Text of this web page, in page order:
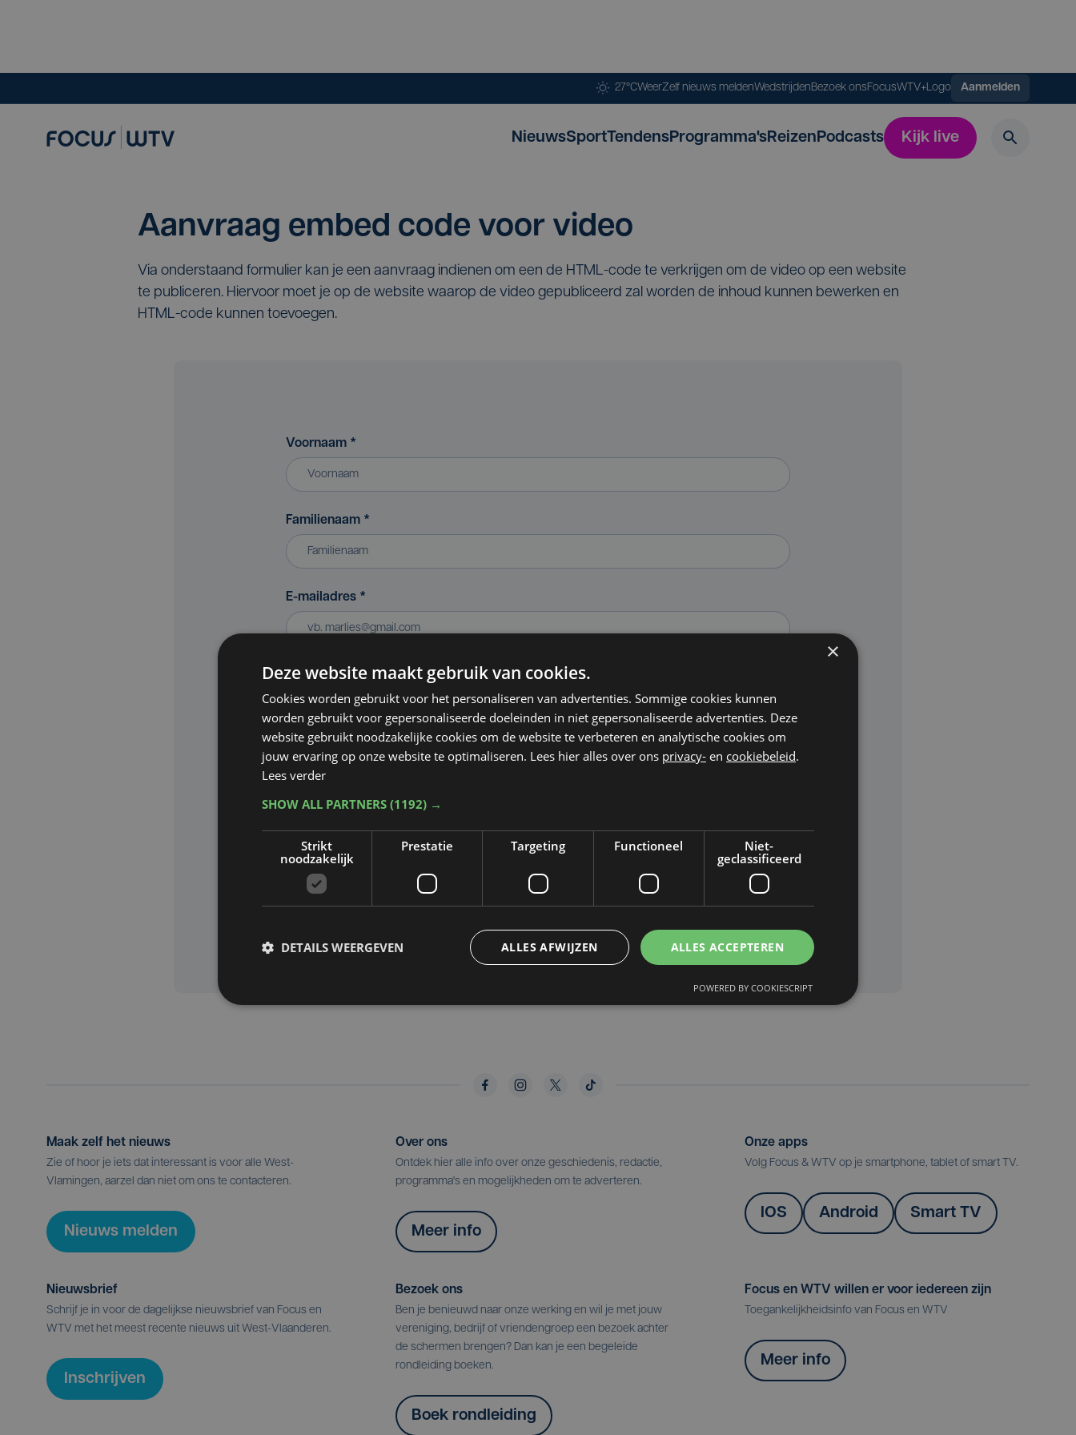
27°CWeerZelf nieuws meldenWedstrijdenBezoek onsFocusWTV+Logo Aanmelden
NieuwsSportTendensProgramma'sReizenPodcasts Kijk live
Aanvraag embed code voor video
Via onderstaand formulier kan je een aanvraag indienen om een de HTML-code te verkrijgen om de video op een website
te publiceren. Hiervoor moet je op de website waarop de video gepubliceerd zal worden de inhoud kunnen bewerken en
HTML-code kunnen toevoegen.
Voornaam *
Familienaam *
E-mailadres *
Bedrijf of vereniging (indien van toepassing)
Website waarop de video gepubliceerd zal worden*
Google zijn van toepassing.
Aanvragen
Maak zelf het nieuws
Zie of hoor je iets dat interessant is voor alle West-
Vlamingen, aarzel dan niet om ons te contacteren.
Nieuws melden
Over ons
Ontdek hier alle info over onze geschiedenis, redactie,
programma's en mogelijkheden om te adverteren.
Meer info
Onze apps
Volg Focus & WTV op je smartphone, tablet of smart TV.
IOS Android Smart TV
Nieuwsbrief
Schrijf je in voor de dagelijkse nieuwsbrief van Focus en
WTV met het meest recente nieuws uit West-Vlaanderen.
Inschrijven
Bezoek ons
Ben je benieuwd naar onze werking en wil je met jouw
vereniging, bedrijf of vriendengroep een bezoek achter
de schermen brengen? Dan kan je een begeleide
rondleiding boeken.
Boek rondleiding
Focus en WTV willen er voor iedereen zijn
Toegankelijkheidsinfo van Focus en WTV
Meer info
×
Deze website maakt gebruik van cookies.
Cookies worden gebruikt voor het personaliseren van advertenties. Sommige cookies kunnen
worden gebruikt voor gepersonaliseerde doeleinden in niet gepersonaliseerde advertenties. Deze
website gebruikt noodzakelijke cookies om de website te verbeteren en analytische cookies om
jouw ervaring op onze website te optimaliseren. Lees hier alles over ons privacy- en cookiebeleid.
Lees verder
SHOW ALL PARTNERS (1192) →
Strikt
noodzakelijk
Prestatie Targeting Functioneel
Niet-
geclassificeerd
ALLES ACCEPTEREN
ALLES AFWIJZEN
DETAILS WEERGEVEN
POWERED BY COOKIESCRIPT